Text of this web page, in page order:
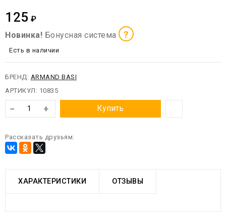
125 ₽
Новинка! Бонусная система ?
Есть в наличии
БРЕНД: ARMAND BASI
АРТИКУЛ: 10835
− + Купить
Рассказать друзьям:
ХАРАКТЕРИСТИКИ ОТЗЫВЫ